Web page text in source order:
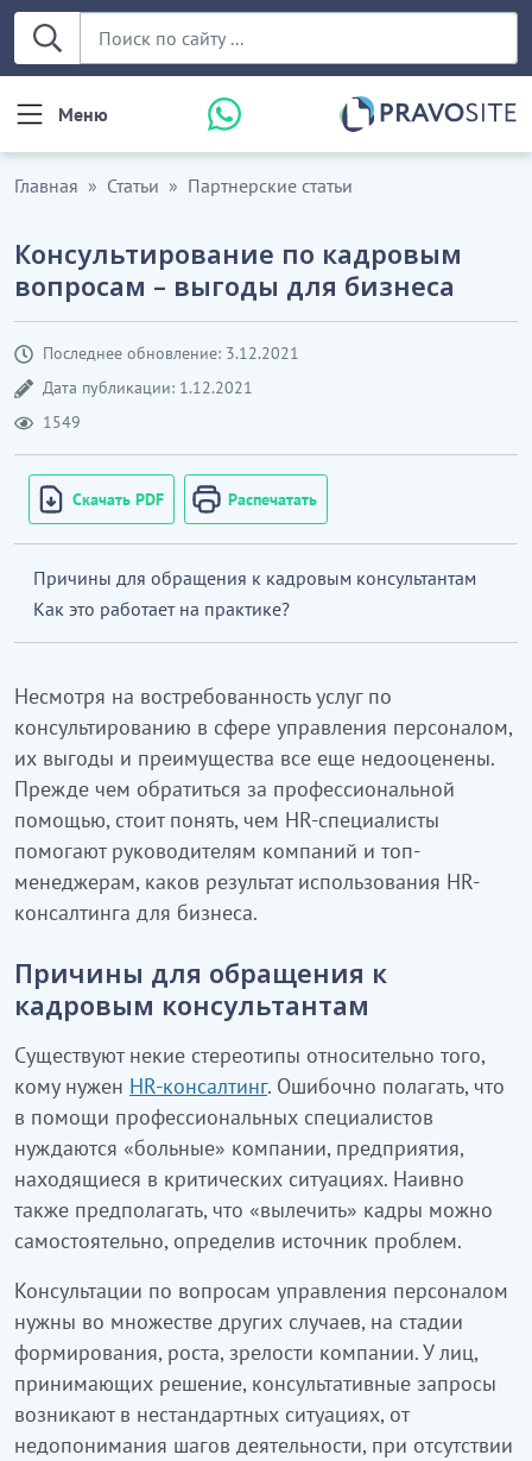
Меню
Главная Статьи Партнерские статьи
Консультирование по кадровым
вопросам – выгоды для бизнеса
Последнее обновление: 3.12.2021
Дата публикации: 1.12.2021
1549
Скачать PDF Распечатать
Причины для обращения к кадровым консультантам
Как это работает на практике?
Несмотря на востребованность услуг по
консультированию в сфере управления персоналом,
их выгоды и преимущества все еще недооценены.
Прежде чем обратиться за профессиональной
помощью, стоит понять, чем HR-специалисты
помогают руководителям компаний и топ-
менеджерам, каков результат использования HR-
консалтинга для бизнеса.
Причины для обращения к
кадровым консультантам
Существуют некие стереотипы относительно того,
кому нужен HR-консалтинг. Ошибочно полагать, что
в помощи профессиональных специалистов
нуждаются «больные» компании, предприятия,
находящиеся в критических ситуациях. Наивно
также предполагать, что «вылечить» кадры можно
самостоятельно, определив источник проблем.
Консультации по вопросам управления персоналом
нужны во множестве других случаев, на стадии
формирования, роста, зрелости компании. У лиц,
принимающих решение, консультативные запросы
возникают в нестандартных ситуациях, от
недопонимания шагов деятельности, при отсутствии